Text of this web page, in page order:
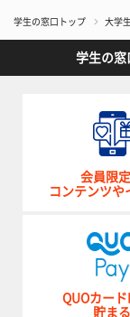
学生の窓口トップ 大学
学生の窓
会員限
コンテンツや
QUOカー
貯まる